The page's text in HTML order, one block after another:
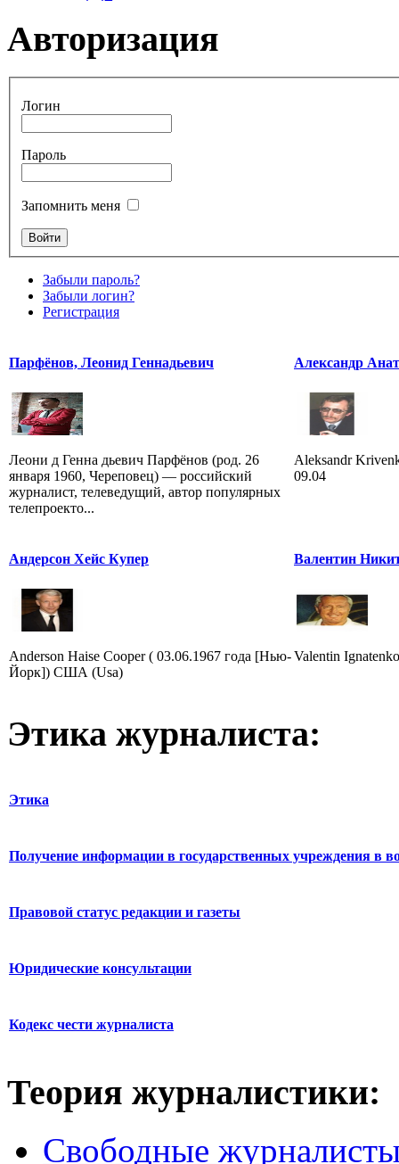
Авторизация
Логин
Пароль
Запомнить меня
Забыли пароль?
Забыли логин?
Регистрация
Парфёнов, Леонид Геннадьевич
Леони д Генна дьевич Парфёнов (род. 26
января 1960, Череповец) — российский
журналист, телеведущий, автор популярных
телепроекто...
Александр
Aleksandr
09.04
Андерсон Хейс Купер
Anderson Haise Cooper ( 03.06.1967 года [Нью-
Йорк]) США (Usa)
Валентин
Valentin Ignatenko
Этика журналиста:
Этика
Получение информации в государственных учреждения в
Правовой статус редакции и газеты
Юридические консультации
Кодекс чести журналиста
Теория журналистики:
Свободные